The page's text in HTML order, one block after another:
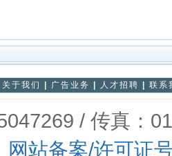
关于我们 广告业务 人才招聘 联系
/ 传真：
网站备案/许可证